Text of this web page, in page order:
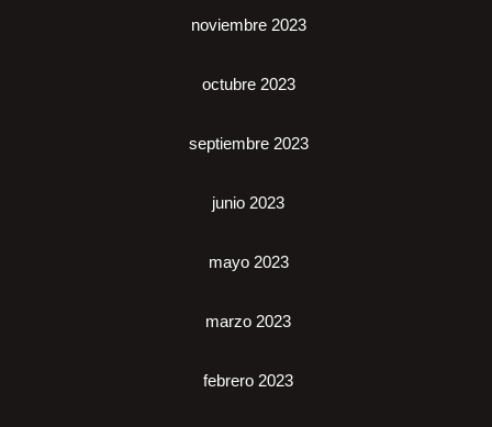
noviembre 2023
octubre 2023
septiembre 2023
junio 2023
mayo 2023
marzo 2023
febrero 2023